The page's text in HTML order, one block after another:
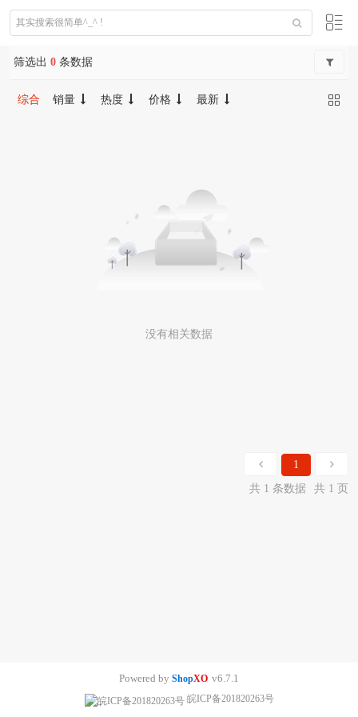
筛选出 0 条数据
综合 销量 热度 价格 最新
没有相关数据
1
共 1 条数据
共 1 页
Powered by ShopXO v6.7.1
皖ICP备201820263号